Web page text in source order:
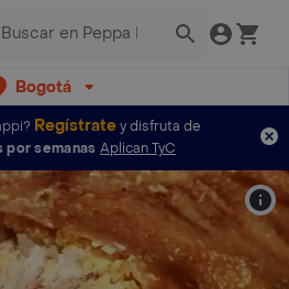
Bogotá
Regístratey disfruta de
por semanas Aplican TyC